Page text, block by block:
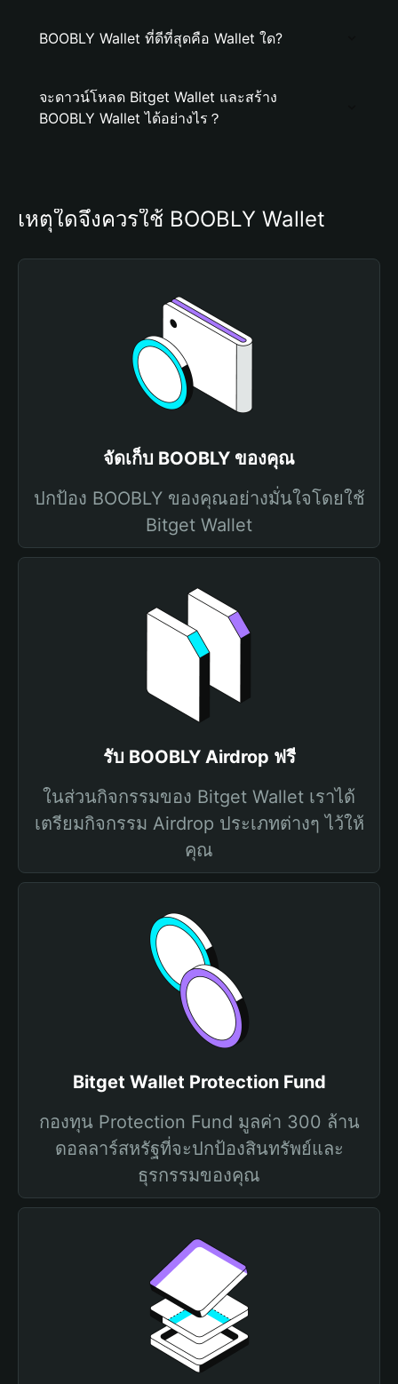
BOOBLY Wallet ที่ดีที่สุดคือ Wallet ใด?
จะดาวน์โหลด Bitget Wallet และสร้าง
BOOBLY Wallet ได้อย่างไร？
เหตุใดจึงควรใช้ BOOBLY Wallet
จัดเก็บ BOOBLY ของคุณ
ปกป้อง BOOBLY ของคุณอย่างมั่นใจโดยใช้
Bitget Wallet
รับ BOOBLY Airdrop ฟรี
ในส่วนกิจกรรมของ Bitget Wallet เราได้
เตรียมกิจกรรม Airdrop ประเภทต่างๆ ไว้ให้
คุณ
Bitget Wallet Protection Fund
กองทุน Protection Fund มูลค่า 300 ล้าน
ดอลลาร์สหรัฐที่จะปกป้องสินทรัพย์และ
ธุรกรรมของคุณ